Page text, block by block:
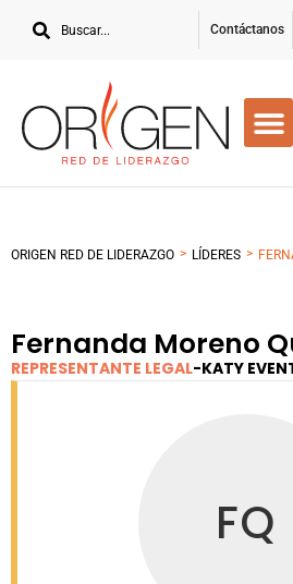
Contáctanos
ORIGEN RED DE LIDERAZGO > LÍDERES >
Fernanda Moreno
REPRESENTANTE LEGAL-KATY
FQ